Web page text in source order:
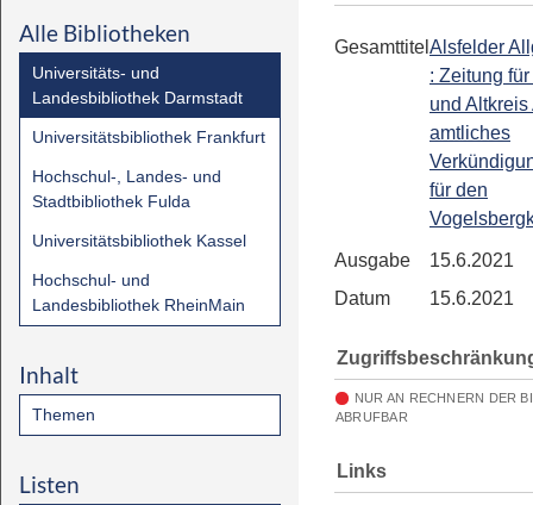
Alle Bibliotheken
Universitäts- und
Landesbibliothek Darmstadt
Universitätsbibliothek Frankfurt
Hochschul-, Landes- und
Stadtbibliothek Fulda
Universitätsbibliothek Kassel
Hochschul- und
Landesbibliothek RheinMain
Inhalt
Themen
Listen
Gesamttitel Alsfelder
: Zeitung
und Altkreis
amtliches
für den
Ausgabe
15.6.2021
Datum
15.6.2021
NUR AN RECHNERN DER
ABRUFBAR
Links